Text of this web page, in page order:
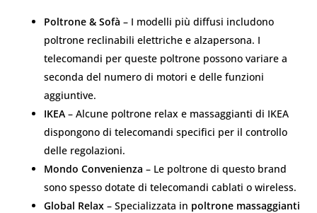
Poltrone & Sofà – I modelli più diffusi includono
poltrone reclinabili elettriche e alzapersona. I
telecomandi per queste poltrone possono variare a
seconda del numero di motori e delle funzioni
aggiuntive.
IKEA – Alcune poltrone relax e massaggianti di IKEA
dispongono di telecomandi specifici per il controllo
delle regolazioni.
Mondo Convenienza – Le poltrone di questo brand
sono spesso dotate di telecomandi cablati o wireless.
Global Relax – Specializzata in poltrone massaggianti